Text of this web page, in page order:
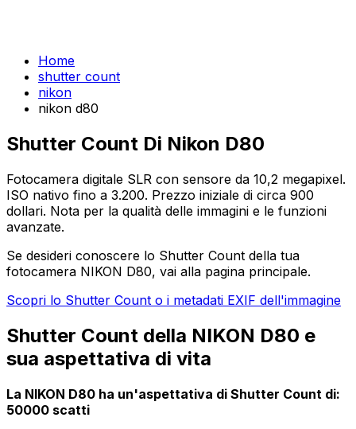
Home
shutter count
nikon
nikon d80
Shutter Count Di Nikon D80
Fotocamera digitale SLR con sensore da 10,2 megapixel.
ISO nativo fino a 3.200. Prezzo iniziale di circa 900
dollari. Nota per la qualità delle immagini e le funzioni
avanzate.
Se desideri conoscere lo Shutter Count della tua
fotocamera NIKON D80, vai alla pagina principale.
Scopri lo Shutter Count o i metadati EXIF dell'immagine
Shutter Count della NIKON D80 e
sua aspettativa di vita
La NIKON D80 ha un'aspettativa di Shutter Count di:
50000 scatti